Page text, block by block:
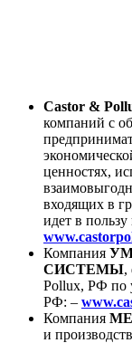
Castor &
компаний с
ценностях,
входящих в
идет в
Компания
СИСТЕМЫ,
Pollux, РФ по
РФ: –
Компания
и